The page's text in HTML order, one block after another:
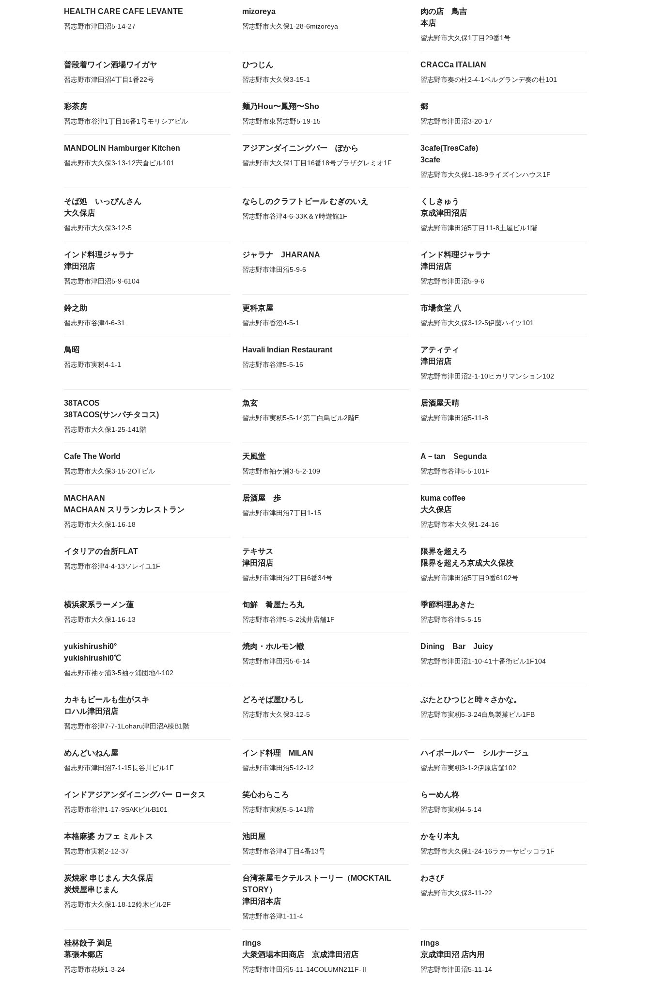
HEALTH CARE CAFE LEVANTE
習志野市津田沼5-14-27
mizoreya
習志野市大久保1-28-6mizoreya
肉の店 鳥吉
本店
習志野市大久保1丁目29番1号
普段着ワイン酒場ワイガヤ
習志野市津田沼4丁目1番22号
ひつじん
習志野市大久保3-15-1
CRACCa ITALIAN
習志野市奏の杜2-4-1ベルグランデ奏の杜101
彩茶房
習志野市谷津1丁目16番1号モリシアビル
麺乃Hou〜鳳翔〜Sho
習志野市東習志野5-19-15
郷
習志野市津田沼3-20-17
MANDOLIN Hamburger Kitchen
習志野市大久保3-13-12宍倉ビル101
アジアンダイニングバー ぽから
習志野市大久保1丁目16番18号プラザグレミオ1F
3cafe(TresCafe)
3cafe
習志野市大久保1-18-9ライズインハウス1F
そば処 いっぴんさん
大久保店
習志野市大久保3-12-5
ならしのクラフトビール むぎのいえ
習志野市谷津4-6-33K＆Y時遊館1F
くしきゅう
京成津田沼店
習志野市津田沼5丁目11-8土屋ビル1階
インド料理ジャラナ
津田沼店
習志野市津田沼5-9-6104
ジャラナ JHARANA
習志野市津田沼5-9-6
インド料理ジャラナ
津田沼店
習志野市津田沼5-9-6
鈴之助
習志野市谷津4-6-31
更科京屋
習志野市香澄4-5-1
市場食堂 八
習志野市大久保3-12-5伊藤ハイツ101
鳥昭
習志野市実籾4-1-1
Havali Indian Restaurant
習志野市谷津5-5-16
アティティ
津田沼店
習志野市津田沼2-1-10ヒカリマンション102
38TACOS
38TACOS(サンパチタコス)
習志野市大久保1-25-141階
魚玄
習志野市実籾5-5-14第二白鳥ビル2階E
居酒屋天晴
習志野市津田沼5-11-8
Cafe The World
習志野市大久保3-15-2OTビル
天風堂
習志野市袖ケ浦3-5-2-109
A－tan Segunda
習志野市谷津5-5-101F
MACHAAN
MACHAAN スリランカレストラン
習志野市大久保1-16-18
居酒屋 歩
習志野市津田沼7丁目1-15
kuma coffee
大久保店
習志野市本大久保1-24-16
イタリアの台所FLAT
習志野市谷津4-4-13ソレイユ1F
テキサス
津田沼店
習志野市津田沼2丁目6番34号
限界を超えろ
限界を超えろ京成大久保校
習志野市津田沼5丁目9番6102号
横浜家系ラーメン蓮
習志野市大久保1-16-13
旬鮮 肴屋たろ丸
習志野市谷津5-5-2浅井店舗1F
季節料理あきた
習志野市谷津5-5-15
yukishirushi0°
yukishirushi0℃
習志野市袖ヶ浦3-5袖ヶ浦団地4-102
焼肉・ホルモン轍
習志野市津田沼5-6-14
Dining Bar Juicy
習志野市津田沼1-10-41十番街ビル1F104
カキもビールも生がスキ
ロハル津田沼店
習志野市谷津7-7-1Loharu津田沼A棟B1階
どろそば屋ひろし
習志野市大久保3-12-5
ぶたとひつじと時々さかな。
習志野市実籾5-3-24白鳥製菓ビル1FB
めんどいねん屋
習志野市津田沼7-1-15長谷川ビル1F
インド料理 MILAN
習志野市津田沼5-12-12
ハイボールバー シルナージュ
習志野市実籾3-1-2伊原店舗102
インドアジアンダイニングバー ロータス
習志野市谷津1-17-9SAKビルB101
笑心わらころ
習志野市実籾5-5-141階
らーめん柊
習志野市実籾4-5-14
本格麻婆 カフェ ミルトス
習志野市実籾2-12-37
池田屋
習志野市谷津4丁目4番13号
かをり本丸
習志野市大久保1-24-16ラカーサピッコラ1F
炭焼家 串じまん 大久保店
炭焼屋串じまん
習志野市大久保1-18-12鈴木ビル2F
台湾茶屋モクテルストーリー（MOCKTAIL
STORY）
津田沼本店
習志野市谷津1-11-4
わさび
習志野市大久保3-11-22
桂林餃子 満足
幕張本郷店
習志野市花咲1-3-24
rings
大衆酒場本田商店 京成津田沼店
習志野市津田沼5-11-14COLUMN211F-Ⅱ
rings
京成津田沼 店内用
習志野市津田沼5-11-14